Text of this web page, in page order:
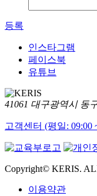
등록
인스타그램
페이스북
유튜브
41061 대구광역시 동
고객센터 (평일: 09:00
Copyright© KERIS.
이용약관